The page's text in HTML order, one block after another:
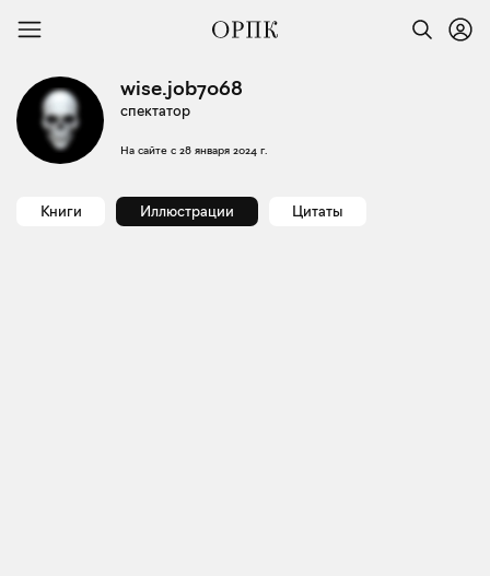
wise.job7068
спектатор
На сайте с 28 января 2024 г.
Книги Иллюстрации Цитаты